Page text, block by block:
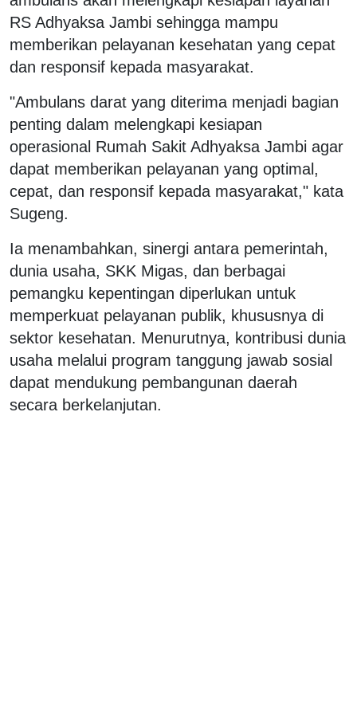
RS Adhyaksa Jambi sehingga mampu
memberikan pelayanan kesehatan yang cepat
dan responsif kepada masyarakat.
"Ambulans darat yang diterima menjadi bagian
penting dalam melengkapi kesiapan
operasional Rumah Sakit Adhyaksa Jambi agar
dapat memberikan pelayanan yang optimal,
cepat, dan responsif kepada masyarakat," kata
Sugeng.
Ia menambahkan, sinergi antara pemerintah,
dunia usaha, SKK Migas, dan berbagai
pemangku kepentingan diperlukan untuk
memperkuat pelayanan publik, khususnya di
sektor kesehatan. Menurutnya, kontribusi dunia
usaha melalui program tanggung jawab sosial
dapat mendukung pembangunan daerah
secara berkelanjutan.